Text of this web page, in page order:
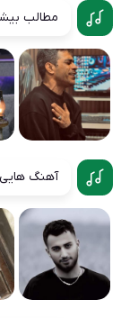
مطالب
آهنگ